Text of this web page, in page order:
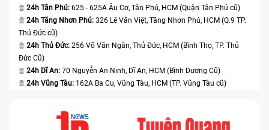
24h Tân Phú: 625 - 625A Âu Cơ, Tân Phú, HCM (Quận Tân Phú cũ)
24h Tăng Nhơn Phú: 326 Lê Văn Việt, Tăng Nhơn Phú, HCM (Q.9 TP.
Thủ Đức cũ)
24h Thủ Đức: 256 Võ Văn Ngân, Thủ Đức, HCM (Bình Thọ, TP. Thủ
Đức Cũ)
24h Dĩ An: 70 Nguyễn An Ninh, Dĩ An, HCM (Bình Dương Cũ)
24h Vũng Tàu: 162A Ba Cu, Vũng Tàu, HCM (TP. Vũng Tàu cũ)